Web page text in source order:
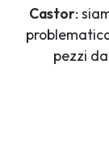
Castor:
pezzi